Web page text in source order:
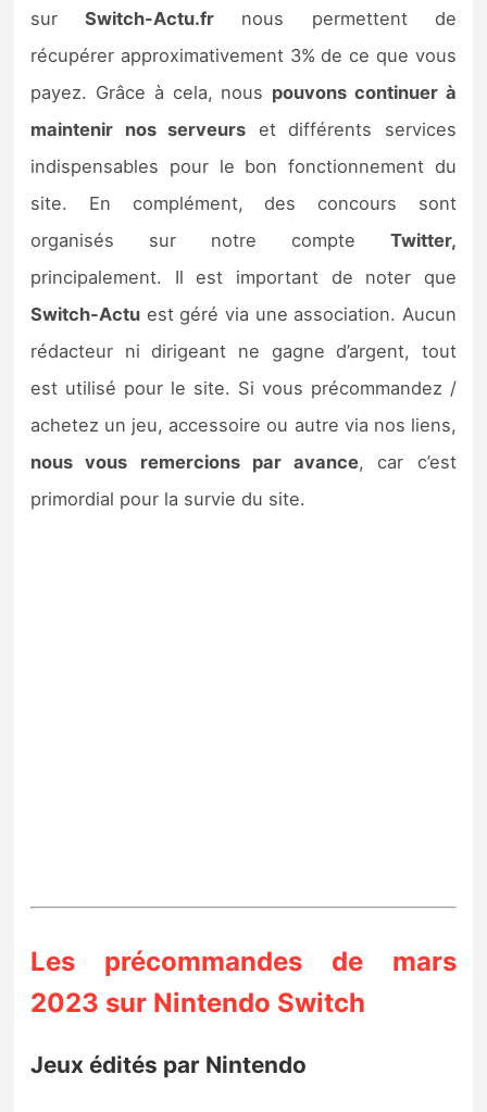
Sorties de jeux
Bons plans
Guides
surSwitch-Actu.fr nous permettent de
récupérer approximativement 3% de ce que vous
payez. Grâce à cela, nous pouvons continuer à
maintenir nos serveurs et différents services
indispensables pour le bon fonctionnement du
site. En complément, des concours sont
organisés sur notre compte Twitter,
principalement. Il est important de noter que
Switch-Actu est géré via une association. Aucun
rédacteur ni dirigeant ne gagne d’argent, tout
est utilisé pour le site. Si vous précommandez /
achetez un jeu, accessoire ou autre via nos liens,
nous vous remercions par avance, car c’est
primordial pour la survie du site.
Les précommandes de mars
2023 sur Nintendo Switch
Jeux édités par Nintendo